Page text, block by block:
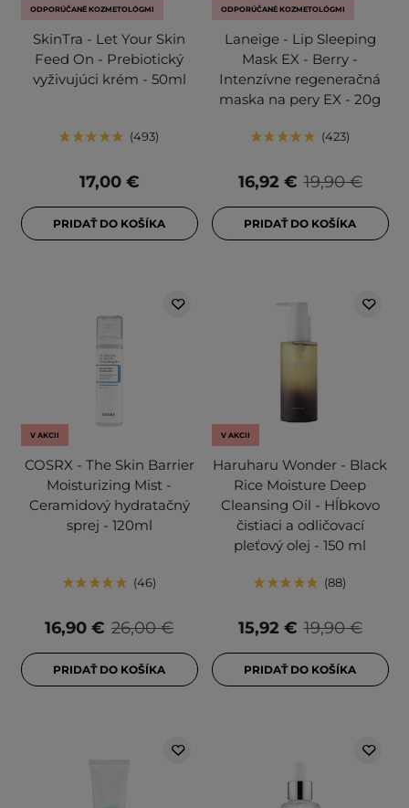
ODPORÚČANÉ KOZMETOLÓGMI
SkinTra - Let Your Skin
Feed On - Prebiotický
vyživujúci krém - 50ml
493
17,00 €
PRIDAŤ DO KOŠÍKA
ODPORÚČANÉ KOZMETOLÓGMI
Laneige - Lip Sleeping
Mask EX - Berry -
Intenzívne regeneračná
maska na pery EX - 20g
423
19,90 €
16,92 €
PRIDAŤ DO KOŠÍKA
V AKCII
COSRX - The Skin Barrier
Moisturizing Mist -
Ceramidový hydratačný
sprej - 120ml
46
26,00 €
16,90 €
PRIDAŤ DO KOŠÍKA
V AKCII
Haruharu Wonder - Black
Rice Moisture Deep
Cleansing Oil - Hĺbkovo
čistiaci a odličovací
pleťový olej - 150 ml
88
19,90 €
15,92 €
PRIDAŤ DO KOŠÍKA